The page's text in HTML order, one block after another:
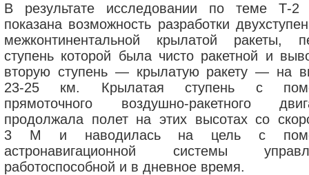
В результате исследовании по теме Т-2
показана возможность разработки
межконтинентальной крылатой ракеты,
ступень которой была чисто ракетной и
вторую ступень — крылатую ракету — на
23-25 км. Крылатая ступень с
прямоточного воздушно-ракетного
продолжала полет на этих высотах со
3 М и наводилась на цель с
астронавигационной системы
работоспособной и в дневное время.